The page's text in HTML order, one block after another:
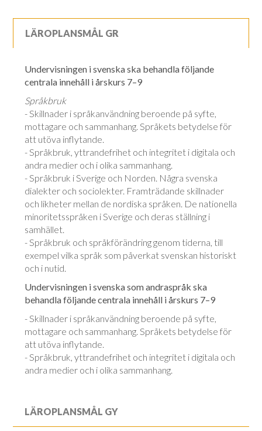
LÄROPLANSMÅL GR
Undervisningen i svenska ska behandla följande
centrala innehåll i årskurs 7–9
Språkbruk
- Skillnader i språkanvändning beroende på syfte,
mottagare och sammanhang. Språkets betydelse för
att utöva inflytande.
- Språkbruk, yttrandefrihet och integritet i digitala och
andra medier och i olika sammanhang.
- Språkbruk i Sverige och Norden. Några svenska
dialekter och sociolekter. Framträdande skillnader
och likheter mellan de nordiska språken. De nationella
minoritetsspråken i Sverige och deras ställning i
samhället.
- Språkbruk och språkförändring genom tiderna, till
exempel vilka språk som påverkat svenskan historiskt
och i nutid.
Undervisningen i svenska som andraspråk ska
behandla följande centrala innehåll i årskurs 7–9
- Skillnader i språkanvändning beroende på syfte,
mottagare och sammanhang. Språkets betydelse för
att utöva inflytande.
- Språkbruk, yttrandefrihet och integritet i digitala och
andra medier och i olika sammanhang.
LÄROPLANSMÅL GY